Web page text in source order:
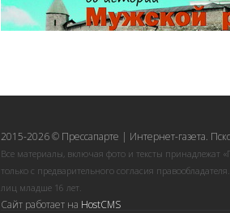
2015-2026 © Прессапарте | Интернет-газета.
Все материалы, включая фото и тексты принадлежат
только с предварительного согласия
лиц младше 16 лет.
Сайт работает на HostCMS